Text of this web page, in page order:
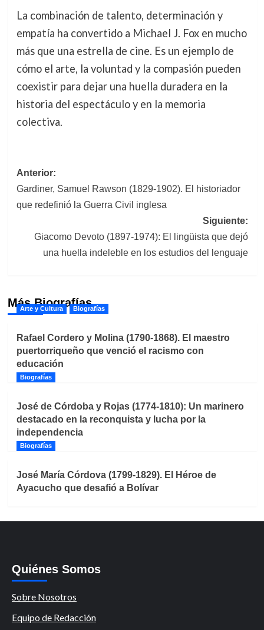
La combinación de talento, determinación y
empatía ha convertido a Michael J. Fox en mucho
más que una estrella de cine. Es un ejemplo de
cómo el arte, la voluntad y la compasión pueden
coexistir para dejar una huella duradera en la
historia del espectáculo y en la memoria
colectiva.
Navegación
de
entradas
Anterior:
Gardiner, Samuel Rawson (1829-1902). El historiador
que redefinió la Guerra Civil inglesa
Siguiente:
Giacomo Devoto (1897-1974): El lingüista que dejó
una huella indeleble en los estudios del lenguaje
Más Biografías
Arte y Cultura Biografías
Rafael Cordero y Molina (1790-1868). El maestro
puertorriqueño que venció el racismo con
educación
Biografías
José de Córdoba y Rojas (1774-1810): Un marinero
destacado en la reconquista y lucha por la
independencia
Biografías
José María Córdova (1799-1829). El Héroe de
Ayacucho que desafió a Bolívar
Quiénes Somos
Sobre Nosotros
Equipo de Redacción